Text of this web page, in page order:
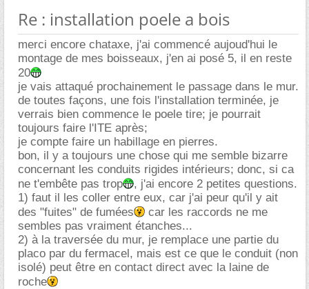
Re : installation poele a bois
merci encore chataxe, j'ai commencé aujoud'hui le
montage de mes boisseaux, j'en ai posé 5, il en reste
20
je vais attaqué prochainement le passage dans le mur.
de toutes façons, une fois l'installation terminée, je
verrais bien commence le poele tire; je pourrait
toujours faire l'ITE après;
je compte faire un habillage en pierres.
bon, il y a toujours une chose qui me semble bizarre
concernant les conduits rigides intérieurs; donc, si ca
ne t'embête pas trop
, j'ai encore 2 petites questions.
1) faut il les coller entre eux, car j'ai peur qu'il y ait
des "fuites" de fumées
car les raccords ne me
sembles pas vraiment étanches...
2) à la traversée du mur, je remplace une partie du
placo par du fermacel, mais est ce que le conduit (non
isolé) peut être en contact direct avec la laine de
roche